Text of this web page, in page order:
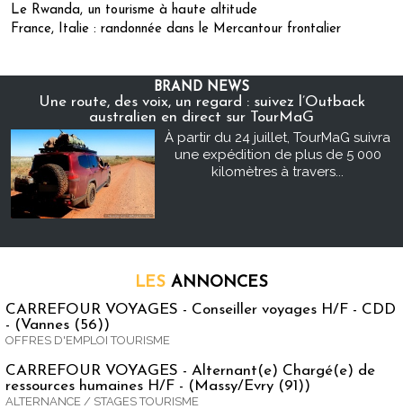
Le Rwanda, un tourisme à haute altitude
France, Italie : randonnée dans le Mercantour frontalier
BRAND NEWS
Une route, des voix, un regard : suivez l’Outback
australien en direct sur TourMaG
À partir du 24 juillet, TourMaG suivra
une expédition de plus de 5 000
kilomètres à travers...
LES ANNONCES
CARREFOUR VOYAGES - Conseiller voyages H/F - CDD
- (Vannes (56))
OFFRES D'EMPLOI TOURISME
CARREFOUR VOYAGES - Alternant(e) Chargé(e) de
ressources humaines H/F - (Massy/Evry (91))
ALTERNANCE / STAGES TOURISME